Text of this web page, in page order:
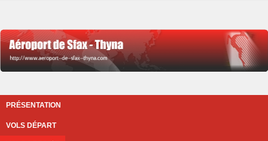
PRÉSENTATION
VOLS DÉPART